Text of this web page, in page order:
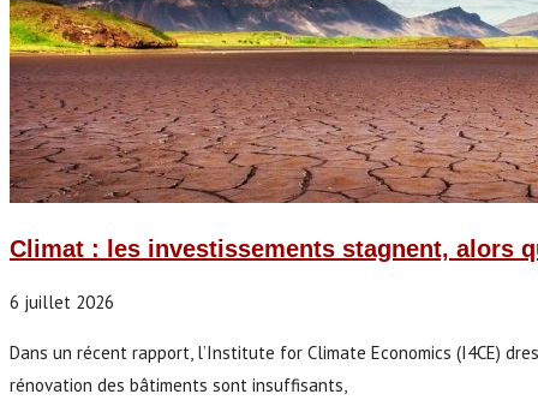
Climat : les investissements stagnent, alors
6 juillet 2026
Dans un récent rapport, l’Institute for Climate Economics (I4CE)
rénovation des bâtiments sont insuffisants,